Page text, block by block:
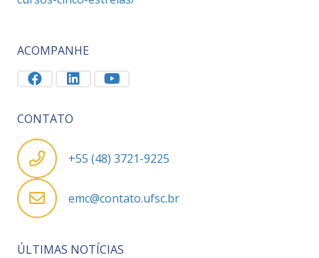
ACOMPANHE
CONTATO
+55 (48) 3721-9225
emc@contato.ufsc.br
ÚLTIMAS NOTÍCIAS